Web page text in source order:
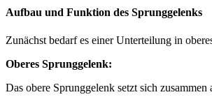
Aufbau und Funktion des Sprunggelenks
Zunächst bedarf es einer Unterteilung in
Oberes Sprunggelenk:
Das obere Sprunggelenk setzt sich